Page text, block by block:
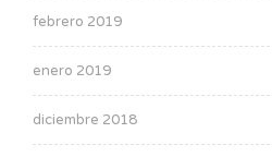
febrero 2019
enero 2019
diciembre 2018